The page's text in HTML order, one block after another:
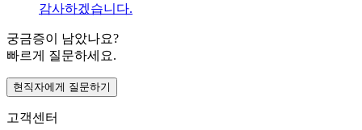
감사하겠습니다.
궁금증이 남았나요?
빠르게 질문하세요.
현직자에게 질문하기
고객센터